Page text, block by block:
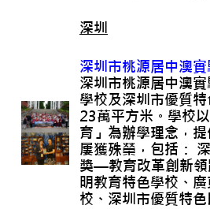
深圳
深圳市桃源居中澳
深圳市桃源居中澳
學校及深圳市優質
23萬平方米。學校
育」為辦學理念，
屢獲殊榮，包括：
獎—教育改革創新領
明教育特色學校、
校、深圳市優質特色